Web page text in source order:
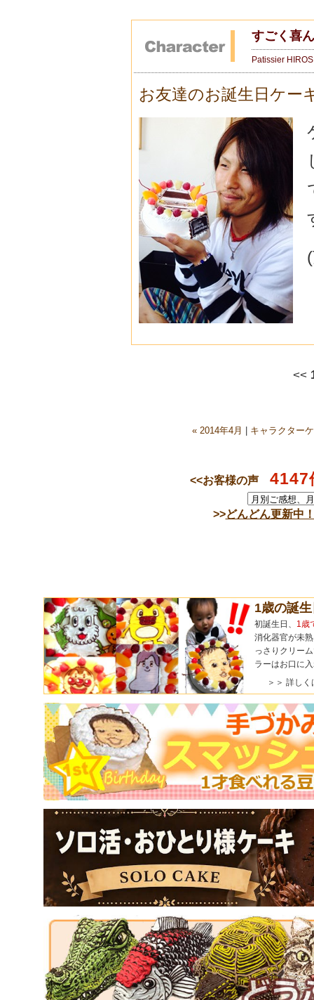
すごく喜
Patissier
お友達のお誕生日ケー
<<
« 2014年4月 キャラクター
<<お客様の声 4147
>>どんどん更新中
1歳の誕
初誕生日、 1歳
消化器官が未
っさりクリー
ラーはお口に
＞＞ 詳しく